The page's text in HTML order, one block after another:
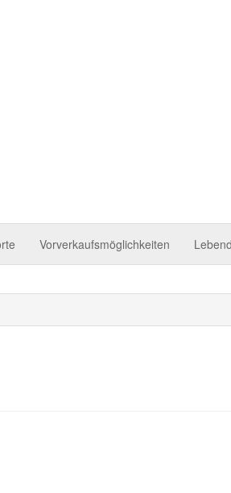
Vorverkaufsmöglichkeiten